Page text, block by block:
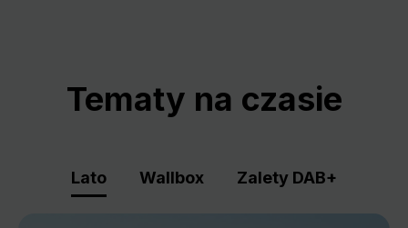
Tematy na czasie
Lato Wallbox Zalety DAB+